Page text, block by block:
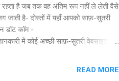
रहता है जब तक वह अंतिम रूप नहीं ले लेती वैसे
जाती है- दोस्तों में यहाँ आपको साफ़-सुतरी
डॉट कॉम -
में कोई अच्छी साफ़-सुतरी वेबसाइट हो
READ MORE